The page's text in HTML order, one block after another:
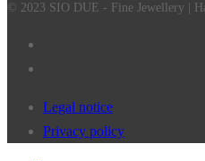
© 2023 SIO DUE - Fine Jewellery |
Legal notice
Privacy policy